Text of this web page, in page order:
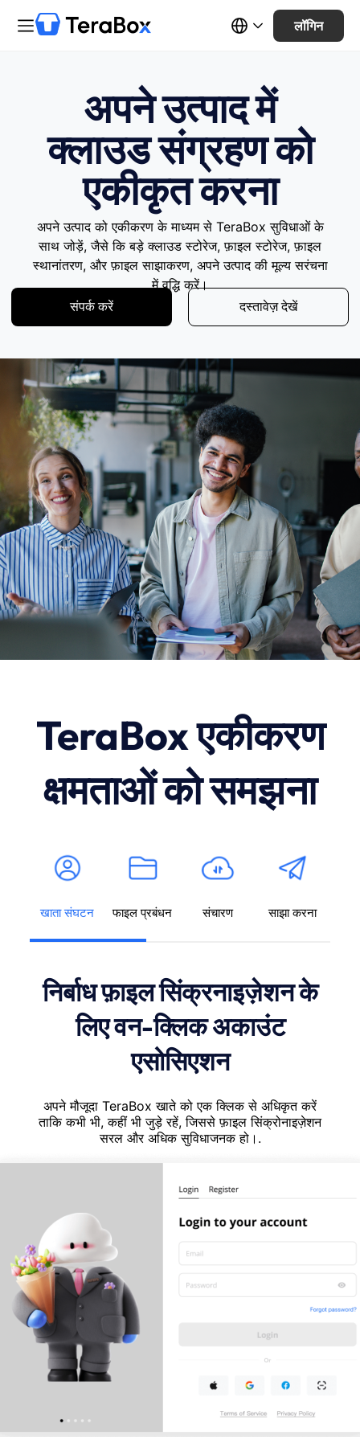
लॉगिन
अपने उत्पाद में
क्लाउड संग्रहण को
एकीकृत करना
अपने उत्पाद को एकीकरण के माध्यम से TeraBox सुविधाओं के
साथ जोड़ें, जैसे कि बड़े क्लाउड स्टोरेज, फ़ाइल स्टोरेज, फ़ाइल
स्थानांतरण, और फ़ाइल साझाकरण, अपने उत्पाद की मूल्य सरंचना
में वृद्धि करें।
संपर्क करें दस्तावेज़ देखें
TeraBox एकीकरण
क्षमताओं को समझना
खाता संघटन फाइल प्रबंधन संचारण साझा करना
निर्बाध फ़ाइल सिंक्रनाइज़ेशन के
लिए वन-क्लिक अकाउंट
एसोसिएशन
अपने मौजूदा TeraBox खाते को एक क्लिक से अधिकृत करें
ताकि कभी भी, कहीं भी जुड़े रहें, जिससे फ़ाइल सिंक्रोनाइज़ेशन
सरल और अधिक सुविधाजनक हो।.